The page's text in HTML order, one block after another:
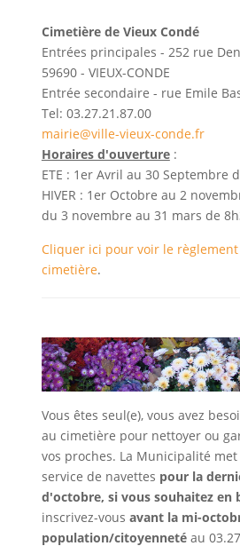
Cimetière de Vieux Condé
Entrées principales - 252 rue
59690 - VIEUX-CONDE
Entrée secondaire - rue Emile
Tel: 03.27.21.87.00
mairie@ville-vieux-conde.fr
Horaires d'ouverture:
ETE : 1er Avril au 30 Septembre
HIVER : 1er Octobre au 2
du 3 novembre au 31 mars de
Cliquer ici pour voir le
cimetière.
Vous êtes seul(e), vous avez
au cimetière pour nettoyer ou
vos proches. La Municipalité
service de navettes pour la
d'octobre, si vous souhaitez en
inscrivez-vous avant la mi-
population/citoyennetéau